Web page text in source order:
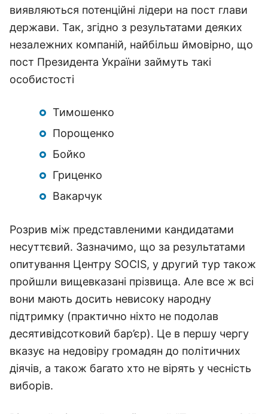
виявляються потенційні лідери на пост глави
держави. Так, згідно з результатами деяких
незалежних компаній, найбільш ймовірно, що
пост Президента України займуть такі
особистості
Тимошенко
Порощенко
Бойко
Гриценко
Вакарчук
Розрив між представленими кандидатами
несуттєвий. Зазначимо, що за результатами
опитування Центру SOCIS, у другий тур також
пройшли вищевказані прізвища. Але все ж всі
вони мають досить невисоку народну
підтримку (практично ніхто не подолав
десятивідсотковий бар’єр). Це в першу чергу
вказує на недовіру громадян до політичних
діячів, а також багато хто не вірять у чесність
виборів.